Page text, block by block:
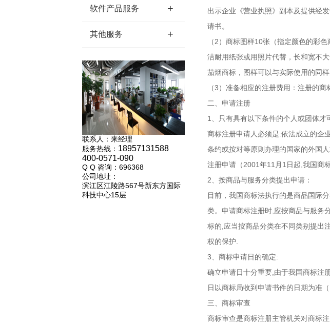
软件产品服务 +
其他服务 +
联系人：来经理
服务热线： 18957131588
400-0571-090
Q Q 咨询：696368
公司地址：
滨江区江陵路567号新东方国际
科技中心15层
出示企业《营业执照》副本及提供经
请书。
（2）商标图样10张（指定颜色的彩
洁耐用纸张或用照片代替，长和宽不
茄烟商标，图样可以与实际使用的同样
（3）准备相应的注册费用：注册的
二、申请注册
1、只有具有以下条件的个人或团体才
商标注册申请人必须是:依法成立的企
条约或按对等原则办理的国家的外国
注册申请（2001年11月1日起,我国商
2、按商品与服务分类提出申请：
目前，我国商标法执行的是商品国际
类。申请商标注册时,应按商品与服务
标的,应当按商品分类在不同类别提出
权的保护.
3、商标申请日的确定:
确立申请日十分重要,由于我国商标注
日以商标局收到申请书件的日期为准
三、商标审查
商标审查是商标注册主管机关对商标